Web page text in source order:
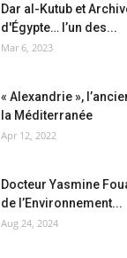
Dar al-Kutub et
d'Égypte… l’un des...
Mar 6, 2023
« Alexandrie »,
la Méditerranée
Apr 12, 2022
Docteur Yasmine
de l’Environnement...
Aug 24, 2024